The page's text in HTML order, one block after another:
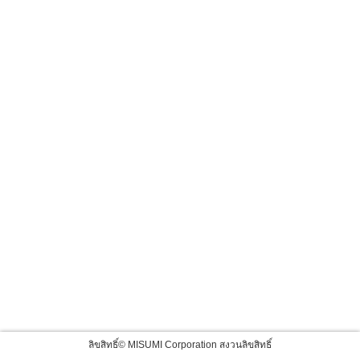
ลิขสิทธิ์© MISUMI Corporation สงวนลิขสิทธิ์